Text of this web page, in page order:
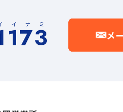
イナミ
メ